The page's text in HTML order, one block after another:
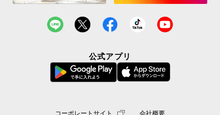
公式アプリ
コーポレートサイト 会社概要